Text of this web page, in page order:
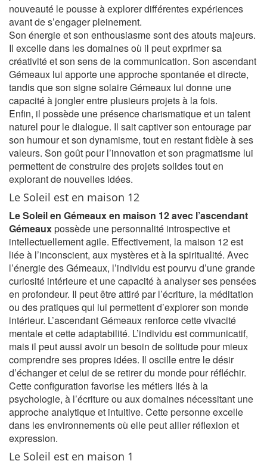
nouveauté le pousse à explorer différentes expériences
avant de s’engager pleinement.
Son énergie et son enthousiasme sont des atouts majeurs.
Il excelle dans les domaines où il peut exprimer sa
créativité et son sens de la communication. Son ascendant
Gémeaux lui apporte une approche spontanée et directe,
tandis que son signe solaire Gémeaux lui donne une
capacité à jongler entre plusieurs projets à la fois.
Enfin, il possède une présence charismatique et un talent
naturel pour le dialogue. Il sait captiver son entourage par
son humour et son dynamisme, tout en restant fidèle à ses
valeurs. Son goût pour l’innovation et son pragmatisme lui
permettent de construire des projets solides tout en
explorant de nouvelles idées.
Le Soleil est en maison 12
Le Soleil en Gémeaux en maison 12 avec l’ascendant
Gémeauxpossède une personnalité introspective et
intellectuellement agile. Effectivement, la maison 12 est
liée à l’inconscient, aux mystères et à la spiritualité. Avec
l’énergie des Gémeaux, l’individu est pourvu d’une grande
curiosité intérieure et une capacité à analyser ses pensées
en profondeur. Il peut être attiré par l’écriture, la méditation
ou des pratiques qui lui permettent d’explorer son monde
intérieur. L’ascendant Gémeaux renforce cette vivacité
mentale et cette adaptabilité. L’individu est communicatif,
mais il peut aussi avoir un besoin de solitude pour mieux
comprendre ses propres idées. Il oscille entre le désir
d’échanger et celui de se retirer du monde pour réfléchir.
Cette configuration favorise les métiers liés à la
psychologie, à l’écriture ou aux domaines nécessitant une
approche analytique et intuitive. Cette personne excelle
dans les environnements où elle peut allier réflexion et
expression.
Le Soleil est en maison 1